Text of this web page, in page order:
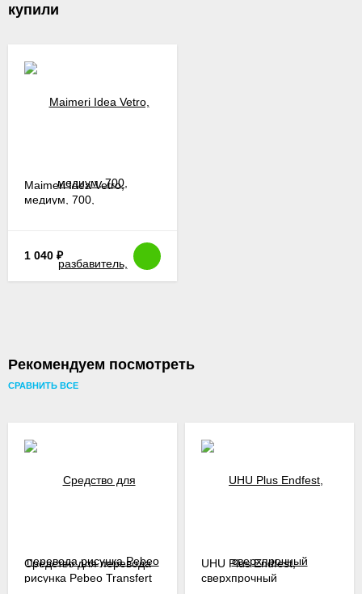
купили
Maimeri Idea Vetro,
медиум, 700,
1 040 ₽
Рекомендуем посмотреть
СРАВНИТЬ ВСЕ
Средство для перевода
рисунка Pebeo Transfert
UHU Plus Endfest,
сверхпрочный